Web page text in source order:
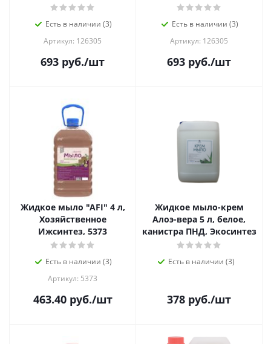
Есть в наличии (3)
Артикул: 126305
693 руб./шт
Есть в наличии (3)
Артикул: 126305
693 руб./шт
Жидкое мыло "AFI" 4 л,
Хозяйственное
Ижсинтез, 5373
Есть в наличии (3)
Артикул: 5373
463.40руб./шт
Жидкое мыло-крем
Алоэ-вера 5 л, белое,
канистра ПНД, Экосинтез
Есть в наличии (3)
378 руб./шт